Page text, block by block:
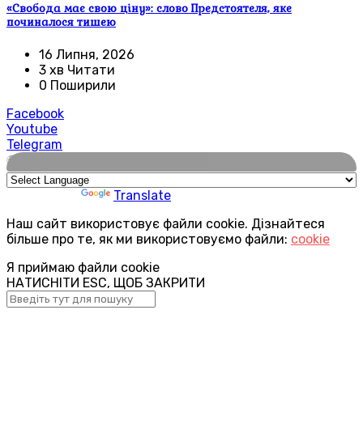
«Свобода має свою ціну»: слово Предстоятеля, яке
починалося тишею
16 Липня, 2026
3 хв Читати
0 Поширили
Facebook
Youtube
Telegram
🌍
Translate
Наш сайт використовує файли cookie. Дізнайтеся
більше про те, як ми використовуємо файли: cookie
Я приймаю файли cookie
НАТИСНІТИ ESC, ЩОБ ЗАКРИТИ